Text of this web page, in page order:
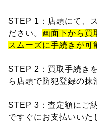
STEP 1：店頭にて、
ださい。 画面下から買
スムーズに手続きが可
STEP 2：買取手続き
ら店頭で防犯登録の
STEP 3：査定額にご
ですぐにお支払いいた